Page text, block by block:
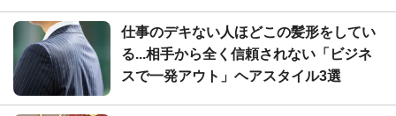
仕事のデキない人ほどこの髪形をしてい
る...相手から全く信頼されない「ビジネ
スで一発アウト」ヘアスタイル3選